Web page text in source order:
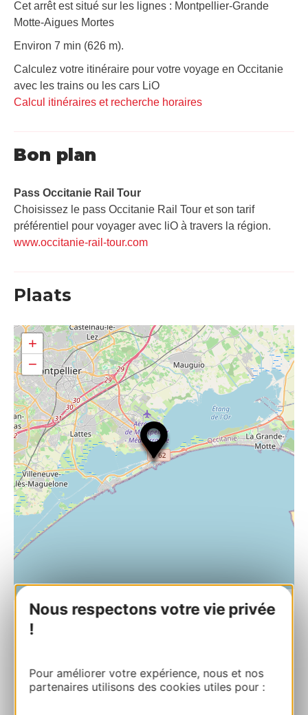
Nous respectons votre vie privée
!
Pour améliorer votre expérience, nous et nos
partenaires utilisons des cookies utiles pour :
Cet arrêt est situé sur les lignes : Montpellier-Grande
Motte-Aigues Mortes
Environ 7 min (626 m).
Calculez votre itinéraire pour votre voyage en Occitanie
avec les trains ou les cars LiO
Calcul itinéraires et recherche horaires
Bon plan
Pass Occitanie Rail Tour​
Choisissez le pass Occitanie Rail Tour et son tarif
préférentiel pour voyager avec liO à travers la région.
www.occitanie-rail-tour.com
Plaats
+
−
OpenStreetMap contributors
Bereken uw route